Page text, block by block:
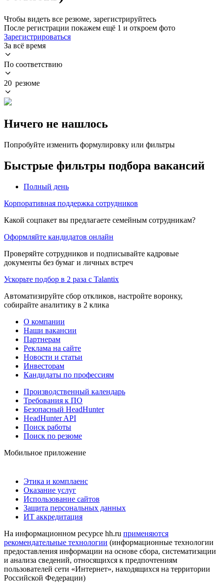
Чтобы видеть все резюме, зарегистрируйтесь
После регистрации покажем ещё 1 и откроем фото
Зарегистрироваться
За всё время
По соответствию
20 резюме
Ничего не нашлось
Попробуйте изменить формулировку или фильтры
Быстрые фильтры подбора вакансий
Полный день
Корпоративная поддержка сотрудников
Какой соцпакет вы предлагаете семейным сотрудникам?
Оформляйте кандидатов онлайн
Проверяйте сотрудников и подписывайте кадровые
документы без бумаг и личных встреч
Ускорьте подбор в 2 раза с Talantix
Автоматизируйте сбор откликов, настройте воронку,
собирайте аналитику в 2 клика
О компании
Наши вакансии
Партнерам
Реклама на сайте
Новости и статьи
Инвесторам
Кандидаты по профессиям
Производственный календарь
Требования к ПО
Безопасный HeadHunter
HeadHunter API
Поиск работы
Поиск по резюме
Мобильное приложение
Этика и комплаенс
Оказание услуг
Использование сайтов
Защита персональных данных
ИТ аккредитация
На информационном ресурсе hh.ru применяются
рекомендательные технологии (информационные технологии
предоставления информации на основе сбора, систематизации
и анализа сведений, относящихся к предпочтениям
пользователей сети «Интернет», находящихся на территории
Российской Федерации)